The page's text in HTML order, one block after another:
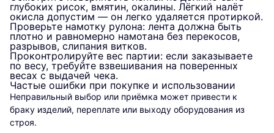
глубоких рисок, вмятин, окалины. Лёгкий налёт
окисла допустим — он легко удаляется протиркой.
Проверьте намотку рулона: лента должна быть
плотно и равномерно намотана без перекосов,
разрывов, слипания витков.
Проконтролируйте вес партии: если заказываете
по весу, требуйте взвешивания на поверенных
весах с выдачей чека.
Частые ошибки при покупке и использовании
Неправильный выбор или приёмка может привести к
браку изделий, переплате или выходу оборудования из
строя.